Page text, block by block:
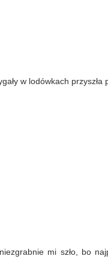
w lodówkach przyszła
mi szło, bo